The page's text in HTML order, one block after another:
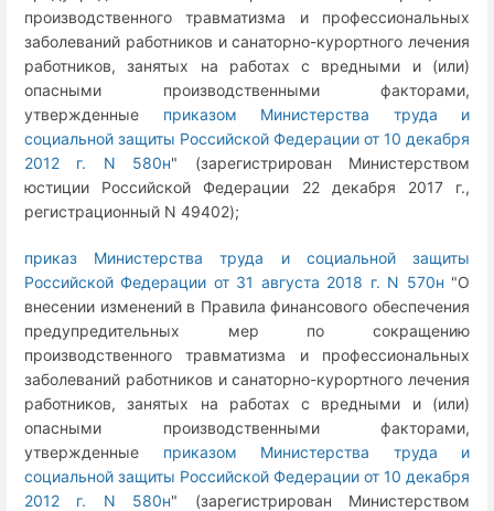
производственного травматизма и профессиональных
заболеваний работников и санаторно-курортного лечения
работников, занятых на работах с вредными и (или)
опасными производственными факторами,
утвержденные приказом Министерства труда и
социальной защиты Российской Федерации от 10 декабря
2012 г. N 580н" (зарегистрирован Министерством
юстиции Российской Федерации 22 декабря 2017 г.,
регистрационный N 49402);
приказ Министерства труда и социальной защиты
Российской Федерации от 31 августа 2018 г. N 570н "О
внесении изменений в Правила финансового обеспечения
предупредительных мер по сокращению
производственного травматизма и профессиональных
заболеваний работников и санаторно-курортного лечения
работников, занятых на работах с вредными и (или)
опасными производственными факторами,
утвержденные приказом Министерства труда и
социальной защиты Российской Федерации от 10 декабря
2012 г. N 580н" (зарегистрирован Министерством